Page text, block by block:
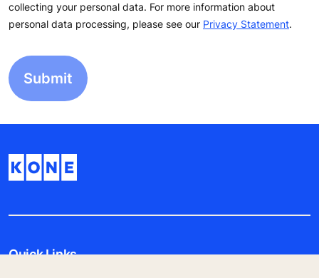
collecting your personal data. For more information about
personal data processing, please see our Privacy Statement.
Quick Links